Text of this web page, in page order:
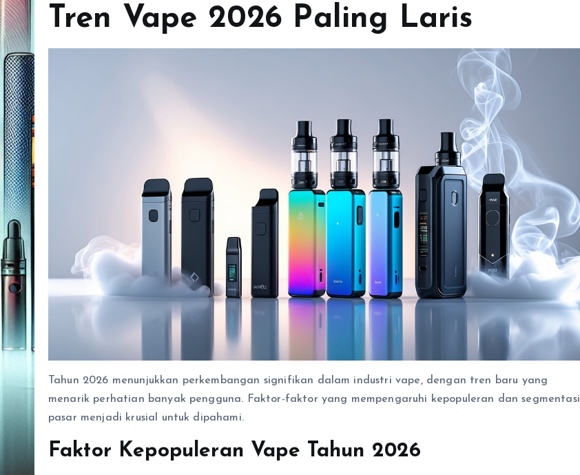
Tren Vape 2026 Paling Laris
Tahun 2026 menunjukkan perkembangan signifikan dalam industri vape, dengan tren baru yang
menarik perhatian banyak pengguna. Faktor-faktor yang mempengaruhi kepopuleran dan segmentasi
pasar menjadi krusial untuk dipahami.
Faktor Kepopuleran Vape Tahun 2026